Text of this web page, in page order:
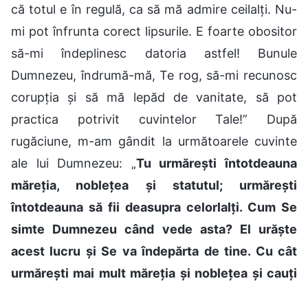
că totul e în regulă, ca să mă admire ceilalți. Nu-
mi pot înfrunta corect lipsurile. E foarte obositor
să-mi îndeplinesc datoria astfel! Bunule
Dumnezeu, îndrumă-mă, Te rog, să-mi recunosc
corupția și să mă lepăd de vanitate, să pot
practica potrivit cuvintelor Tale!” După
rugăciune, m-am gândit la următoarele cuvinte
ale lui Dumnezeu: „Tu urmărești întotdeauna
măreția, noblețea și statutul; urmărești
întotdeauna să fii deasupra celorlalți. Cum Se
simte Dumnezeu când vede asta? El urăște
acest lucru și Se va îndepărta de tine. Cu cât
urmărești mai mult măreția și noblețea și cauți